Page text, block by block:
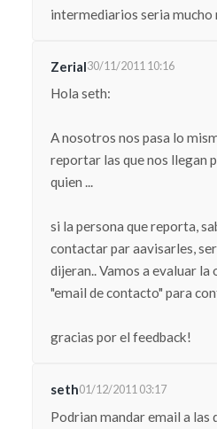
intermediarios seria mucho
Zerial30/11/2011 10:16
Hola seth:
A nosotros nos pasa lo
reportar las que nos llegan
quien ...
si la persona que reporta,
contactar par aavisarles,
dijeran.. Vamos a evaluar la
"email de contacto" para
gracias por el feedback!
seth01/12/2011 03:17
Podrian mandar email a las